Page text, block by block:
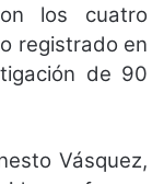
los cuatro
registrado en
de 90
Vásquez,